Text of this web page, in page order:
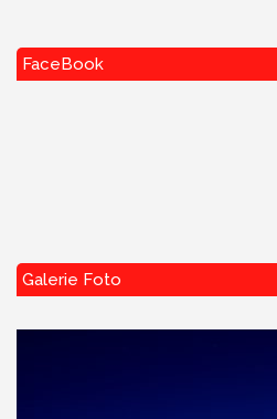
FaceBook
Galerie Foto